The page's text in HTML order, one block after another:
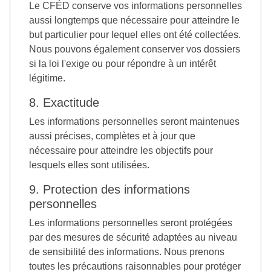
Le CFÉD conserve vos informations personnelles
aussi longtemps que nécessaire pour atteindre le
but particulier pour lequel elles ont été collectées.
Nous pouvons également conserver vos dossiers
si la loi l'exige ou pour répondre à un intérêt
légitime.
8. Exactitude
Les informations personnelles seront maintenues
aussi précises, complètes et à jour que
nécessaire pour atteindre les objectifs pour
lesquels elles sont utilisées.
9. Protection des informations
personnelles
Les informations personnelles seront protégées
par des mesures de sécurité adaptées au niveau
de sensibilité des informations. Nous prenons
toutes les précautions raisonnables pour protéger